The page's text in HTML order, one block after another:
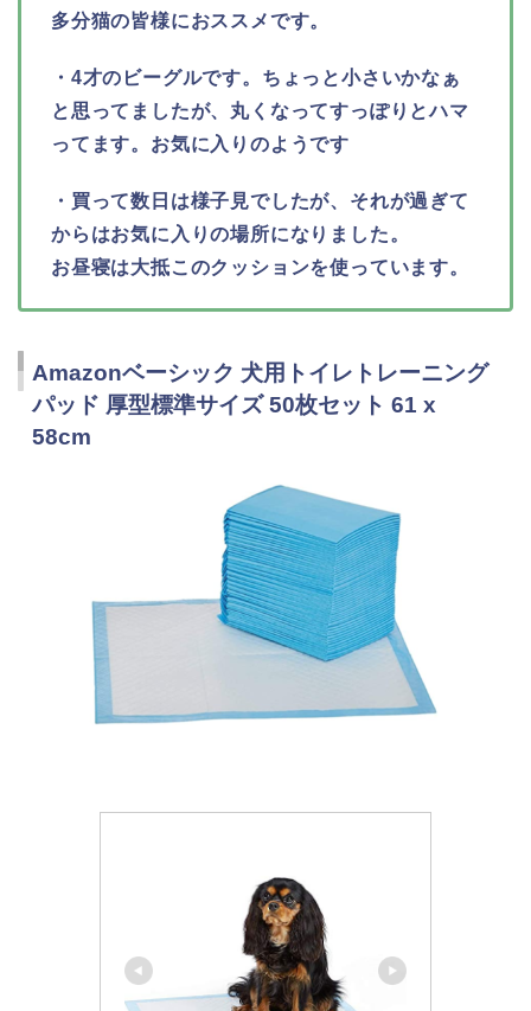
多分猫の皆様におススメです。
・4才のビーグルです。ちょっと小さいかなぁ
と思ってましたが、丸くなってすっぽりとハマ
ってます。お気に入りのようです
・買って数日は様子見でしたが、それが過ぎて
からはお気に入りの場所になりました。
お昼寝は大抵このクッションを使っています。
Amazonベーシック 犬用トイレトレーニング
パッド 厚型標準サイズ 50枚セット 61 x
58cm